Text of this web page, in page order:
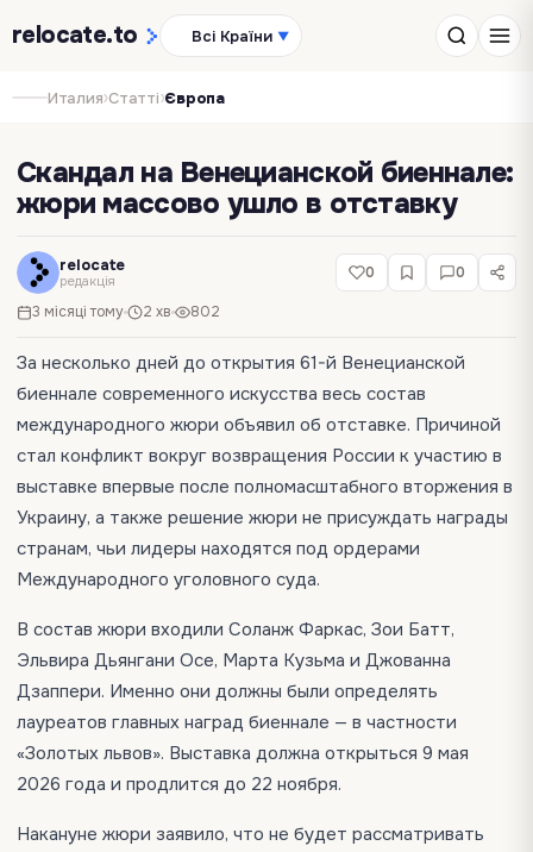
relocate.to Всі Країни ▼
Италия›Статті›Європа
Скандал на Венецианской биеннале:
жюри массово ушло в отставку
relocate
редакція
3 місяці тому 2 хв 802
0 0
За несколько дней до открытия 61-й Венецианской
биеннале современного искусства весь состав
международного жюри объявил об отставке. Причиной
стал конфликт вокруг возвращения России к участию в
выставке впервые после полномасштабного вторжения в
Украину, а также решение жюри не присуждать награды
странам, чьи лидеры находятся под ордерами
Международного уголовного суда.
В состав жюри входили Соланж Фаркас, Зои Батт,
Эльвира Дьянгани Осе, Марта Кузьма и Джованна
Дзаппери. Именно они должны были определять
лауреатов главных наград биеннале — в частности
«Золотых львов». Выставка должна открыться 9 мая
2026 года и продлится до 22 ноября.
Накануне жюри заявило, что не будет рассматривать